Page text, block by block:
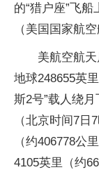
的“猎户座”飞
（美国国家航
美航空航
地球248655英
斯2号”载人绕
（北京时间7日
（约406778公
4105英里（约